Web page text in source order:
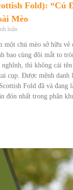
Fold): “Cú
Mèo
luận
một chú mèo sở hữu vẻ
bao cùng đôi mắt to
nghĩnh, thì không cái
cụp. Được mệnh danh
Fold đã và đang
đón nhất trong phân